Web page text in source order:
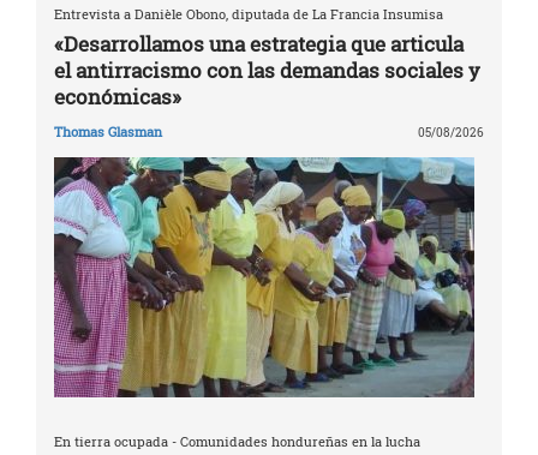
Entrevista a Danièle Obono, diputada de La Francia Insumisa
«Desarrollamos una estrategia que articula
el antirracismo con las demandas sociales y
económicas»
Thomas Glasman 05/08/2026
En tierra ocupada - Comunidades hondureñas en la lucha